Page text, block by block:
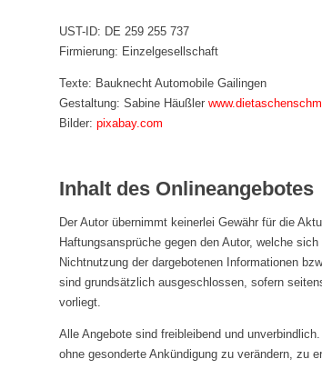
UST-ID: DE 259 255 737
Firmierung: Einzelgesellschaft
Texte: Bauknecht Automobile Gailingen
Gestaltung: Sabine Häußler
Bilder: pixabay.com
Inhalt des Onlineangebotes
Der Autor übernimmt keinerlei Gewähr für die
Haftungsansprüche gegen den Autor, welche
Nichtnutzung der dargebotenen Informationen
sind grundsätzlich ausgeschlossen, sofern
vorliegt.
Alle Angebote sind freibleibend und
ohne gesonderte Ankündigung zu verändern, zu